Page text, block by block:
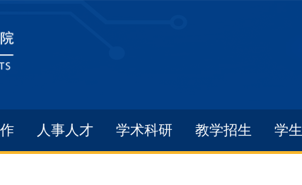
人事人才 学术科研 教学招生 学